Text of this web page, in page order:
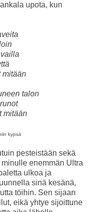
upota, kun
mitään
talon
mitään
kypsä
pesteistään sekä
enemmän Ultra
ulkoa ja
sinä kesänä,
töihin. Sen sijaan
eikä yhtye sijoittune